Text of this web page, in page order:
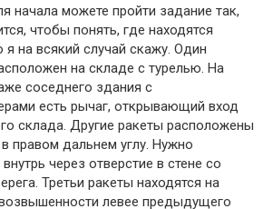
начала можете пройти задание так,
чтобы понять, где находятся
я на всякий случай скажу. Один
на складе с турелью. На
соседнего здания с
есть рычаг, открывающий вход
склада. Другие ракеты расположены
правом дальнем углу. Нужно
через отверстие в стене со
Третьи ракеты находятся на
левее предыдущего